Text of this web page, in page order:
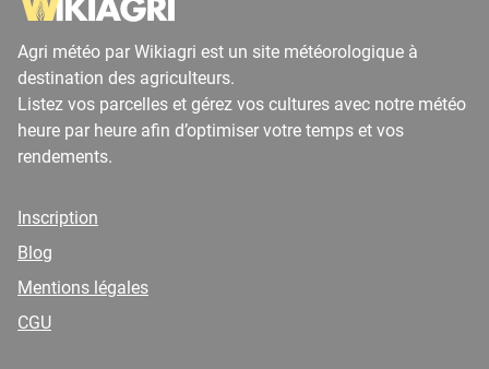
Agri météo par Wikiagri est un site météorologique à
destination des agriculteurs.
Listez vos parcelles et gérez vos cultures avec notre météo
heure par heure afin d’optimiser votre temps et vos
rendements.
Inscription
Blog
Mentions légales
CGU